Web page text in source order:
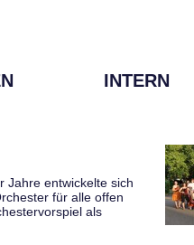
INTERN
Jahre entwickelte sich
für alle offen
als